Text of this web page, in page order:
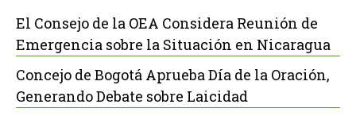
El Consejo de la OEA Considera Reunión de
Emergencia sobre la Situación en Nicaragua
Concejo de Bogotá Aprueba Día de la Oración,
Generando Debate sobre Laicidad